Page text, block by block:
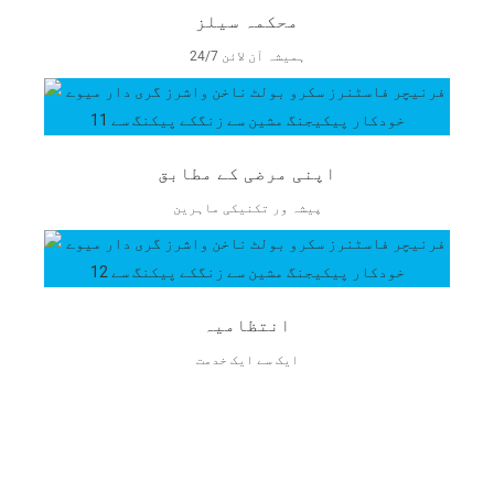
محکمہ سیلز
24/7 ہمیشہ آن لائن
اپنی مرضی کے مطابق
پیشہ ور تکنیکی ماہرین
انتظامیہ
ایک سے ایک خدمت